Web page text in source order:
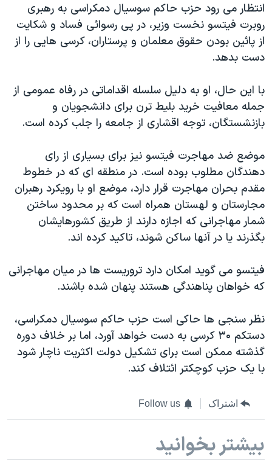
قانون شفافیت دارائی کادر رهبری ایران
اعتراضات مردمی آبان ۹۸
اسرائیل در جنگ
همایش محافظه‌کاران آمریکا «سی‌پک»
صفحه‌های ویژه
انتظار می رود حزب حاکم سوسیال دمکراسی به رهبری
روبرت فیتسو نخست وزیر، در پی رسوائی فساد و شکایت
از پائین بودن حقوق معلمان و پرستاران، کرسی هایی را از
دست بدهد.
با این حال، او به دلیل سلسله اقداماتی در رفاه عمومی از
جمله معافیت خرید بلیط ترن برای دانشجویان و
بازنشستگان، توجه اقشاری از جامعه را جلب کرده است.
موضع ضد مهاجرت فیتسو نیز برای بسیاری از رای
دهندگان مطلوب بوده است. در منطقه ای که در خطوط
مقدم بحران مهاجرت قرار دارد، موضع او با رویکرد رهبران
مجارستان و لهستان همراه است که بر محدود ساختن
شمار مهاجرانی که اجازه دارند از طریق کشورهایشان
بگذرند یا در آنها ساکن شوند، تاکید کرده اند.
فیتسو می گوید امکان دارد تروریست ها در میان مهاجرانی
که خواهان پناهندگی هستند پنهان شده باشند.
نظر سنجی ها حاکی است حزب حاکم سوسیال دمکراسی،
دستکم ۳۰ کرسی به دست خواهد آورد، اما بر خلاف دوره
گذشته ممکن است برای تشکیل دولت اکثریت ناچار شود
با یک حزب کوچکتر ائتلاف کند.
اشتراک Follow us
بیشتر بخوانید